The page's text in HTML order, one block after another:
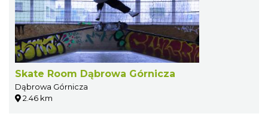
Skate Room Dąbrowa Górnicza
Dąbrowa Górnicza
2.46 km